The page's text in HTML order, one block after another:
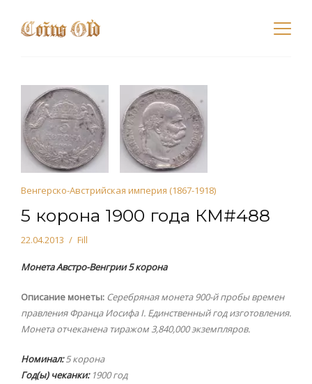
Венгерско-Австрийская империя (1867-1918)
5 корона 1900 года КМ#488
22.04.2013 Fill
Монета Австро-Венгрии 5 корона
Описание монеты: Серебряная монета 900-й пробы времен
правления Франца Иосифа I. Единственный год изготовления.
Монета отчеканена тиражом 3,840,000 экземпляров.
Номинал:5 корона
Год(ы) чеканки: 1900 год